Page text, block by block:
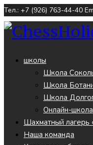
Тел.: +7 (926) 763-44-40
школы
Школа
Школа
Школа
Онлайн-школа
Шахматный лагерь
Наша команда